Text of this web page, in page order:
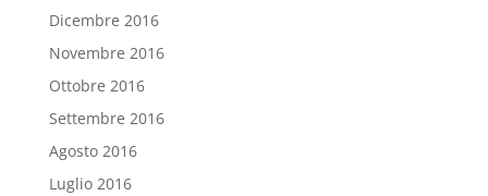
Dicembre 2016
Novembre 2016
Ottobre 2016
Settembre 2016
Agosto 2016
Luglio 2016